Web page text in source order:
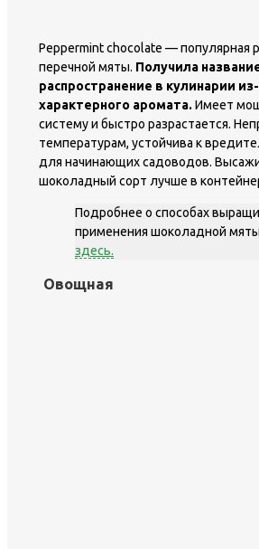
Peppermint chocolate — популярная
перечной мяты. Получила
распространение в кулинарии
характерного аромата. Имеет
систему и быстро разрастается.
температурам, устойчива к
для начинающих садоводов.
шоколадный сорт лучше в
Подробнее о способах
применения шоколадной
здесь.
Овощная